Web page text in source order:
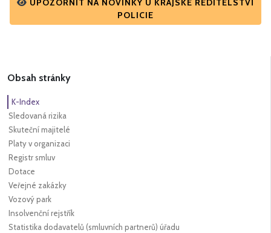
UPOZORNIT NA NOVINKY U KRAJSKÉ ŘEDITELSTVÍ
POLICIE
Obsah stránky
K-Index
Sledovaná rizika
Skuteční majitelé
Platy v organizaci
Registr smluv
Dotace
Veřejné zakázky
Vozový park
Insolvenční rejstřík
Statistika dodavatelů (smluvních partnerů) úřadu